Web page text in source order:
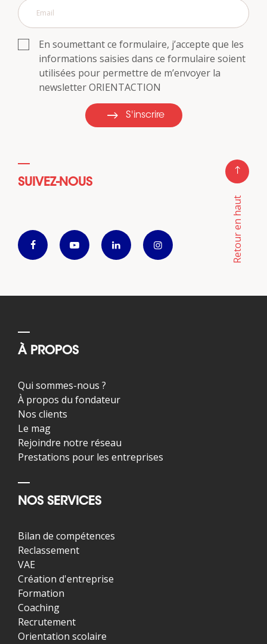
En soumettant ce formulaire, j’accepte que les
informations saisies dans ce formulaire soient
utilisées pour permettre de m’envoyer la
newsletter ORIENTACTION
S'inscrire
SUIVEZ-NOUS
Retour en haut
À PROPOS
Qui sommes-nous ?
À propos du fondateur
Nos clients
Le mag
Rejoindre notre réseau
Prestations pour les entreprises
NOS SERVICES
Bilan de compétences
Reclassement
VAE
Création d'entreprise
Formation
Coaching
Recrutement
Orientation scolaire